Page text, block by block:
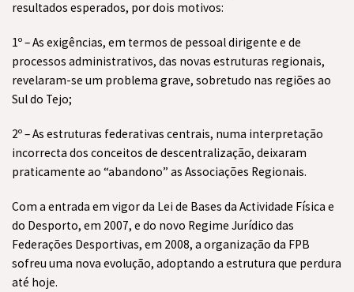
resultados esperados, por dois motivos:
1º – As exigências, em termos de pessoal dirigente e de
processos administrativos, das novas estruturas regionais,
revelaram-se um problema grave, sobretudo nas regiões ao
Sul do Tejo;
2º – As estruturas federativas centrais, numa interpretação
incorrecta dos conceitos de descentralização, deixaram
praticamente ao “abandono” as Associações Regionais.
Com a entrada em vigor da Lei de Bases da Actividade Física e
do Desporto, em 2007, e do novo Regime Jurídico das
Federações Desportivas, em 2008, a organização da FPB
sofreu uma nova evolução, adoptando a estrutura que perdura
até hoje.